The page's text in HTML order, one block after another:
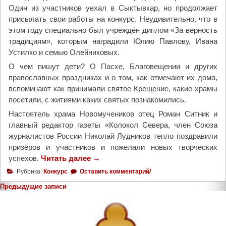
Один из участников уехал в Сыктывкар, но продолжает
присылать свои работы на конкурс. Неудивительно, что в
этом году специально был учреждён диплом «За верность
традициям», которым наградили Юлию Павлову, Ивана
Устилко и семью Олейниковых.
О чем пишут дети? О Пасхе, Благовещении и других
православных праздниках и о том, как отмечают их дома,
вспоминают как принимали святое Крещение, какие храмы
посетили, с житиями каких святых познакомились.
Настоятель храма Новомучеников отец Роман Ситник и
главный редактор газеты «Колокол Севера, член Союза
журналистов России Николай Лудников тепло поздравили
призёров и участников и пожелали новых творческих
успехов. Читать далее "
В
«
→
Рубрика: Конкурс Оставить комментарий/
Предыдущие записи